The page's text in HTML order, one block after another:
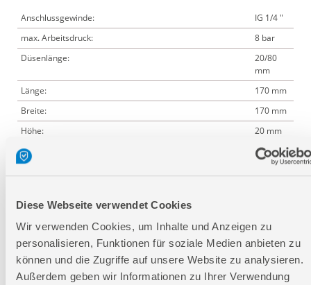
Diese Webseite verwendet Cookies
Wir verwenden Cookies, um Inhalte und Anzeigen zu
personalisieren, Funktionen für soziale Medien anbieten zu
können und die Zugriffe auf unsere Website zu analysieren.
Außerdem geben wir Informationen zu Ihrer Verwendung
Anschlussgewinde:
IG 1/4 "
max. Arbeitsdruck:
8 bar
Düsenlänge:
20/80
mm
Länge:
170 mm
Breite:
170 mm
Höhe:
20 mm
Verpackungsmaße
Länge
170 mm
Breite
170 mm